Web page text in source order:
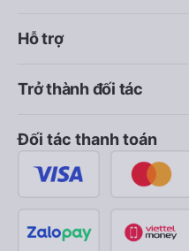
Hỗ trợ
Trở thành đối tác
Đối tác thanh toán